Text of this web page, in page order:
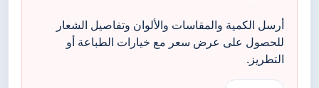
أرسل الكمية والمقاسات والألوان وتفاصيل الشعار
للحصول على عرض سعر مع خيارات الطباعة أو
التطريز.